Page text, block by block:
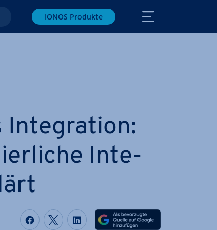
IONOS Produkte
In­te­gra­ti­on:
In­te­
Auf Facebook teilen
Auf Twitter teilen
Auf LinkedIn teilen